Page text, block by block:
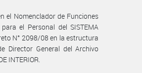
el Nomenclador de Funciones
el Personal del SISTEMA
N° 2098/08 en la estructura
Director General del Archivo
INTERIOR.